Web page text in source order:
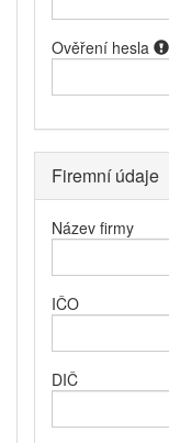
Ověření hesla
Firemní údaje
Název firmy
IČO
DIČ